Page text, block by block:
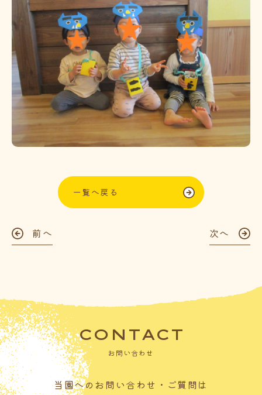
一覧へ戻る
前へ 次へ
CONTACT
お問い合わせ
当園へのお問い合わせ・ご質問は